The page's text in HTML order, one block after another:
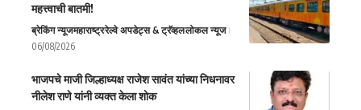
महत्त्वाची बातमी!
ब्रेकिंग न्यूजमहाराष्ट्ररेल्वे अपडेट्स & ट्रॅव्हललोकल न्यूज
06/08/2026
भाजपचे माजी जिल्हाध्यक्ष राजेश सावंत यांच्या निधनावर
नीलेश राणे यांनी व्यक्त केला शोक